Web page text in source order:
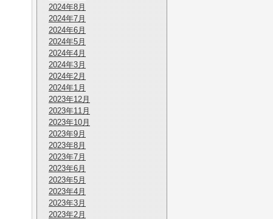
2024年8月
2024年7月
2024年6月
2024年5月
2024年4月
2024年3月
2024年2月
2024年1月
2023年12月
2023年11月
2023年10月
2023年9月
2023年8月
2023年7月
2023年6月
2023年5月
2023年4月
2023年3月
2023年2月